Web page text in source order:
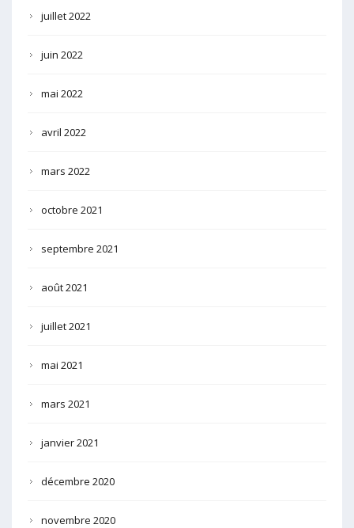
juillet 2022
juin 2022
mai 2022
avril 2022
mars 2022
octobre 2021
septembre 2021
août 2021
juillet 2021
mai 2021
mars 2021
janvier 2021
décembre 2020
novembre 2020